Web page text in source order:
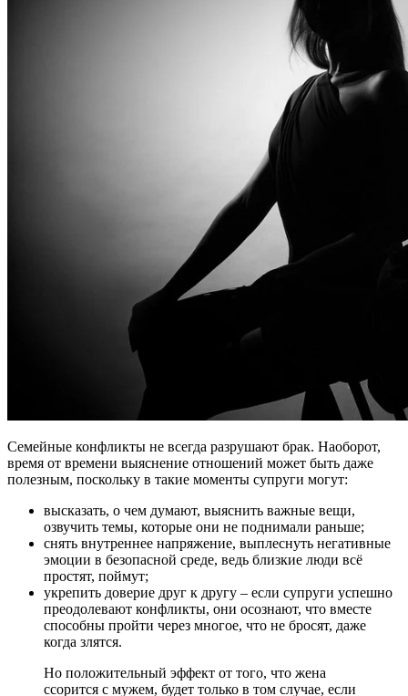
Семейные конфликты не всегда разрушают брак. Наоборот,
время от времени выяснение отношений может быть даже
полезным, поскольку в такие моменты супруги могут:
высказать, о чем думают, выяснить важные вещи,
озвучить темы, которые они не поднимали раньше;
снять внутреннее напряжение, выплеснуть негативные
эмоции в безопасной среде, ведь близкие люди всё
простят, поймут;
укрепить доверие друг к другу – если супруги успешно
преодолевают конфликты, они осознают, что вместе
способны пройти через многое, что не бросят, даже
когда злятся.
Но положительный эффект от того, что жена
ссорится с мужем, будет только в том случае, если